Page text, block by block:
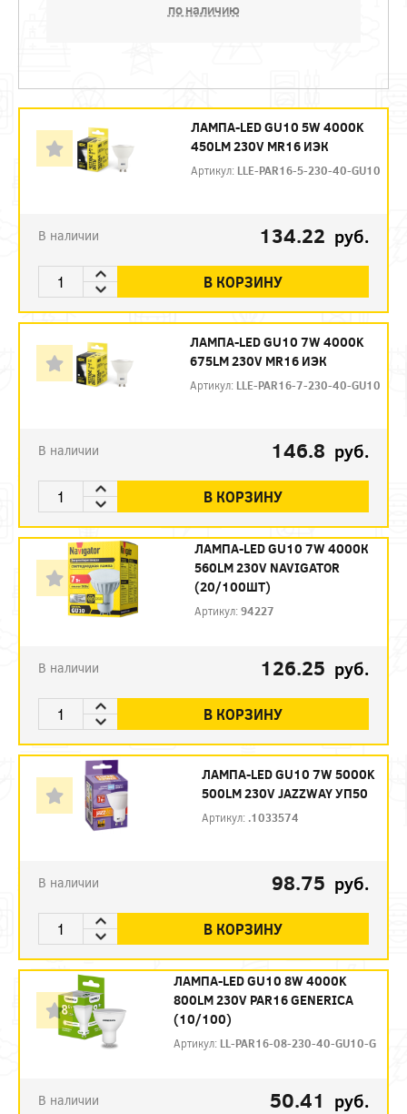
по наличию
ЛАМПА-LED GU10 5W 4000K
450LM 230V MR16 ИЭК
Артикул: LLE-PAR16-5-230-40-GU10
В наличии 134.22 руб.
В КОРЗИНУ
ЛАМПА-LED GU10 7W 4000K
675LM 230V MR16 ИЭК
Артикул: LLE-PAR16-7-230-40-GU10
В наличии 146.8 руб.
В КОРЗИНУ
ЛАМПА-LED GU10 7W 4000К
560LM 230V NAVIGATOR
(20/100ШТ)
Артикул:94227
В наличии 126.25 руб.
В КОРЗИНУ
ЛАМПА-LED GU10 7W 5000K
500LM 230V JAZZWAY УП50
Артикул: .1033574
В наличии 98.75 руб.
В КОРЗИНУ
ЛАМПА-LED GU10 8W 4000K
800LM 230V PAR16 GENERICA
(10/100)
Артикул: LL-PAR16-08-230-40-GU10-G
В наличии 50.41 руб.